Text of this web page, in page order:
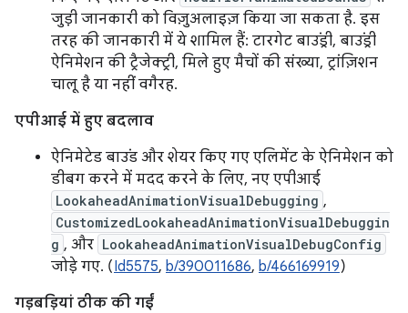
जुड़ी जानकारी को विज़ुअलाइज़ किया जा सकता है. इस
तरह की जानकारी में ये शामिल हैं: टारगेट बाउंड्री, बाउंड्री
ऐनिमेशन की ट्रैजेक्ट्री, मिले हुए मैचों की संख्या, ट्रांज़िशन
चालू है या नहीं वगैरह.
एपीआई में हुए बदलाव
ऐनिमेटेड बाउंड और शेयर किए गए एलिमेंट के ऐनिमेशन को
डीबग करने में मदद करने के लिए, नए एपीआई
LookaheadAnimationVisualDebugging ,
CustomizedLookaheadAnimationVisualDebuggin
g , और LookaheadAnimationVisualDebugConfig
जोड़े गए. (Id5575, b/390011686, b/466169919)
गड़बड़ियां ठीक की गईं